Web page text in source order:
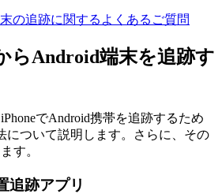
の追跡に関するよくあるご質問
らAndroid端末を追跡す
でAndroid携帯を追跡するため
について説明します。さらに、その
す。
追跡アプリ